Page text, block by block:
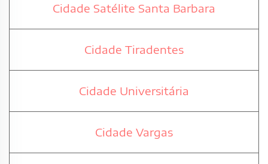
Cidade Satélite Santa Barbara
Cidade Tiradentes
Cidade Universitária
Cidade Vargas